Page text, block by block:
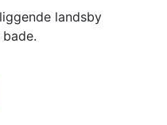
landsby